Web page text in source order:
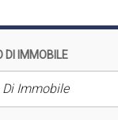
DI IMMOBILE
Di Immobile